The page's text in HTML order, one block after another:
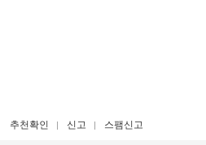
추천확인 신고 스팸신고